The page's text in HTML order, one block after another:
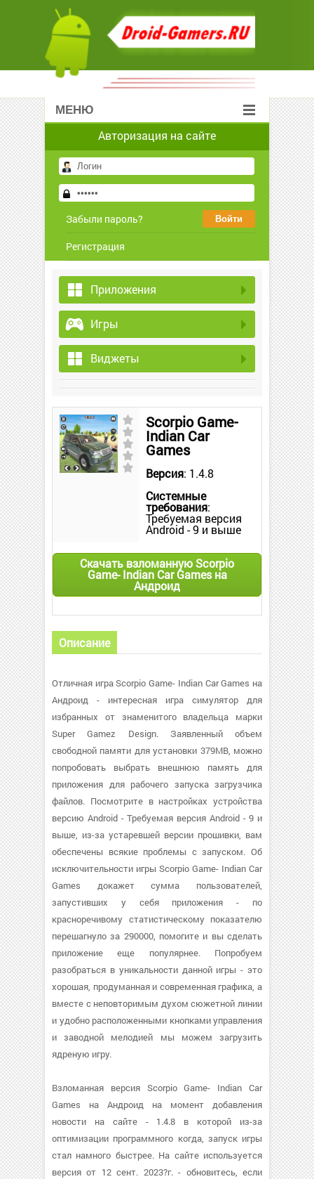
МЕНЮ
Авторизация на сайте
Забыли пароль?
Регистрация
Приложения
Игры
Виджеты
Scorpio Game-
Indian Car
Games
Версия: 1.4.8
Системные
требования:
Требуемая версия
Android - 9 и выше
Скачать взломанную Scorpio
Game- Indian Car Games на
Андроид
Описание
Отличная игра Scorpio Game- Indian Car Games на
Андроид - интересная игра симулятор для
избранных от знаменитого владельца марки
Super Gamez Design. Заявленный объем
свободной памяти для установки 379MB, можно
попробовать выбрать внешнюю память для
приложения для рабочего запуска загрузчика
файлов. Посмотрите в настройках устройства
версию Android - Требуемая версия Android - 9 и
выше, из-за устаревшей версии прошивки, вам
обеспечены всякие проблемы с запуском. Об
исключительности игры Scorpio Game- Indian Car
Games докажет сумма пользователей,
запустивших у себя приложения - по
красноречивому статистическому показателю
перешагнуло за 290000, помогите и вы сделать
приложение еще популярнее. Попробуем
разобраться в уникальности данной игры - это
хорошая, продуманная и современная графика, а
вместе с неповторимым духом сюжетной линии
и удобно расположенными кнопками управления
и заводной мелодией мы можем загрузить
ядреную игру.
Взломанная версия Scorpio Game- Indian Car
Games на Андроид на момент добавления
новости на сайте - 1.4.8 в которой из-за
оптимизации программного когда, запуск игры
стал намного быстрее. На сайте используется
версия от 12 сент. 2023?г. - обновитесь, если